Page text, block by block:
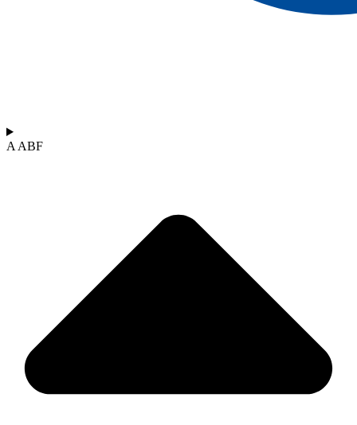
A ABF